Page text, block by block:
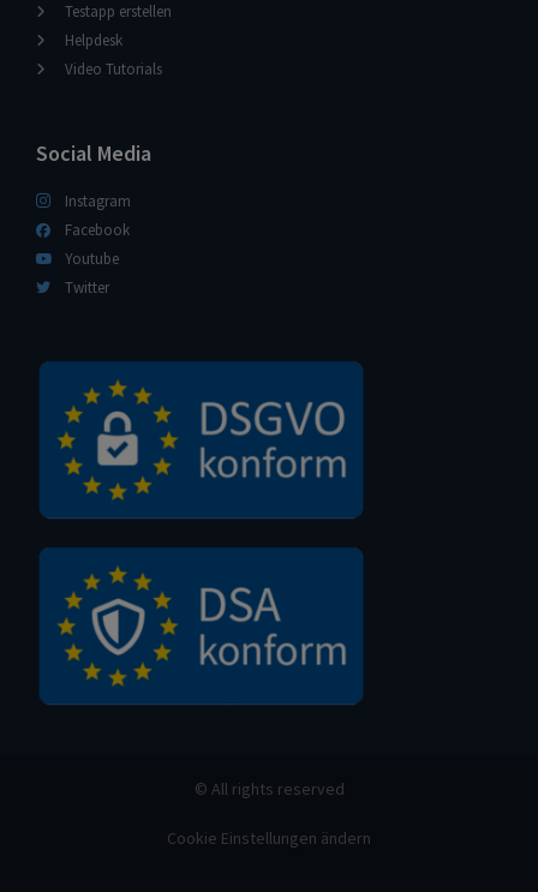
Testapp erstellen
Helpdesk
Video Tutorials
Social Media
Instagram
Facebook
Youtube
Twitter
© All rights reserved
Cookie Einstellungen ändern